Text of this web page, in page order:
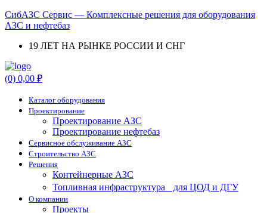
СибАЗС Сервис — Комплексные решения для оборудования
АЗС и нефтебаз
19 ЛЕТ НА РЫНКЕ РОССИИ И СНГ
Menu
(0) 0,00 ₽
Каталог оборудования
Проектирование
Проектирование АЗС
Проектирование нефтебаз
Cервисное обслуживание АЗС
Строительство АЗС
Решения
Контейнерные АЗС
Топливная инфраструктура для ЦОД и ДГУ
О компании
Проекты